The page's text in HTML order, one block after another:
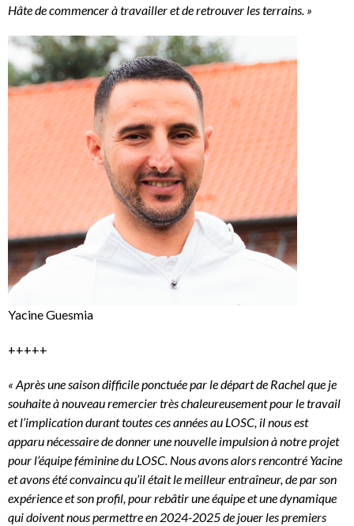
Hâte de commencer à travailler et de retrouver les terrains. »
Yacine Guesmia
+++++
« Après une saison difficile ponctuée par le départ de Rachel que je
souhaite à nouveau remercier très chaleureusement pour le travail
et l’implication durant toutes ces années au LOSC, il nous est
apparu nécessaire de donner une nouvelle impulsion à notre projet
pour l’équipe féminine du LOSC. Nous avons alors rencontré Yacine
et avons été convaincu qu’il était le meilleur entraîneur, de par son
expérience et son profil, pour rebâtir une équipe et une dynamique
qui doivent nous permettre en 2024-2025 de jouer les premiers